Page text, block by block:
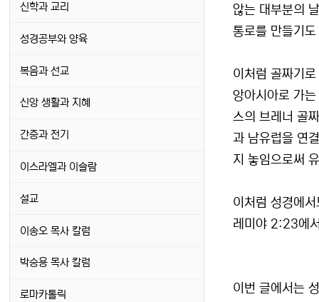
않는 대부분의
통로를 만들기
이처럼 골짜기
앙아시아로 가
스의 브레너 골
과 남유럽을 연
지 놓임으로써
이처럼 성경에
레미야 2:23에
이번 글에서는
신학과 교리
성경공부와 양육
복음과 선교
신앙 생활과 지혜
간증과 전기
이스라엘과 이슬람
설교
이송오 목사 칼럼
박승용 목사 칼럼
로마카톨릭